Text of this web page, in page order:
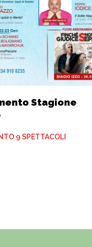
Stagione
9 SPETTACOLI